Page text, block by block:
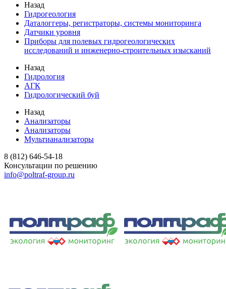
Назад
Гидрогеология
Даталоггеры, регистраторы, системы мониторинга
Датчики уровня
Приборы для полевых гидрогеологических
исследований и инженерно-строительных изысканий
Назад
Гидрология
АГК
Гидрологический буй
Назад
Анализаторы
Анализаторы
Мультианализаторы
8 (812) 646-54-18
Консультации по решению
info@poltraf-group.ru